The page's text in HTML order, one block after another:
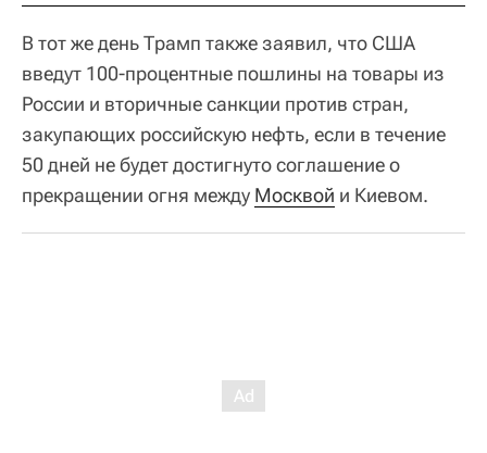
В тот же день Трамп также заявил, что США
введут 100-процентные пошлины на товары из
России и вторичные санкции против стран,
закупающих российскую нефть, если в течение
50 дней не будет достигнуто соглашение о
прекращении огня между Москвой и Киевом.